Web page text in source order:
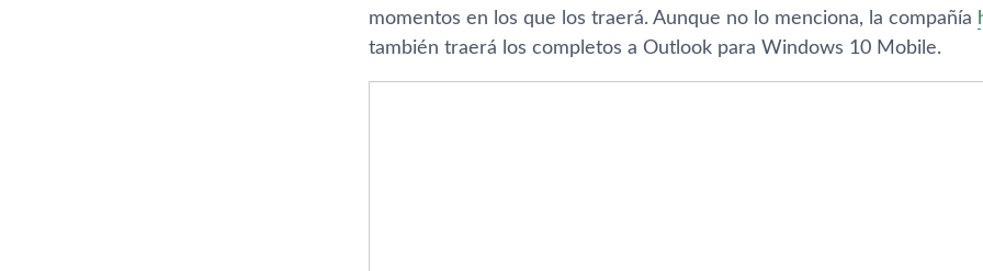
momentos en los que los traerá. Aunque no lo menciona, la compañí­a
también traerá los completos a Outlook para Windows 10 Mobile.